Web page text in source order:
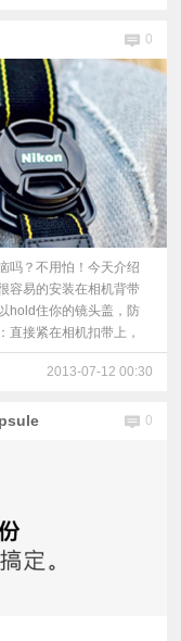
0
吗？不用怕！今天介绍
容易的安装在相机背带
hold住你的镜头盖，防
直接紧在相机扣带上，
2013-07-12 00:30
0